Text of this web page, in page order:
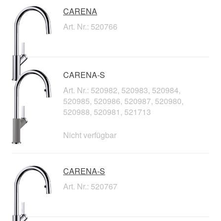
CARENA
Art. Nr.: 520766
CARENA-S
Art. Nr.: 520982, 520983, 520984,
520985, 520986, 520987, 520980,
520988, 520981, 521713
Nicht verfügbar
CARENA-S
Art. Nr.: 520767